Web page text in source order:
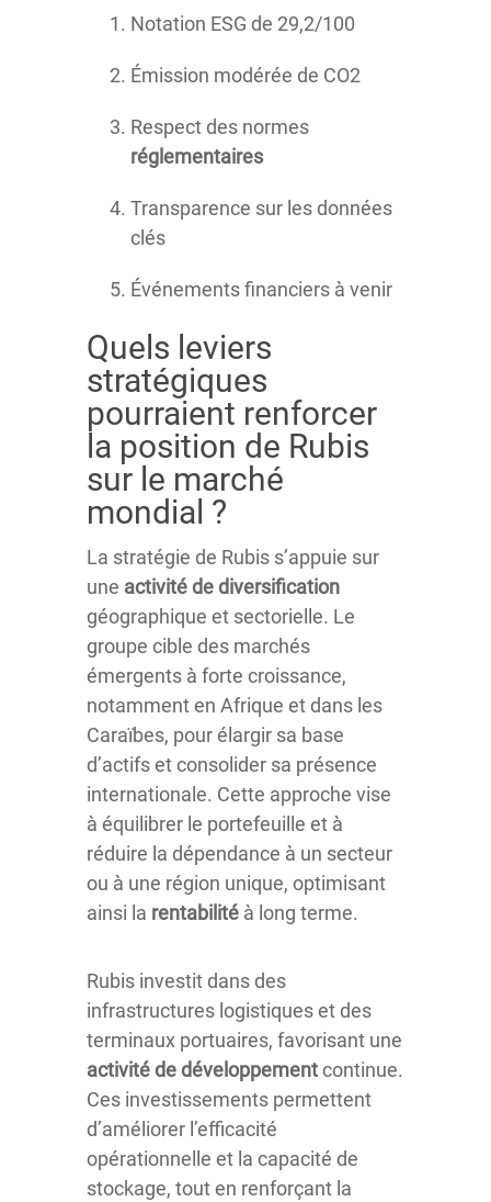
Notation ESG de 29,2/100
Émission modérée de CO2
Respect des normes
réglementaires
Transparence sur les données
clés
Événements financiers à venir
Quels leviers
stratégiques
pourraient renforcer
la position de Rubis
sur le marché
mondial ?
La stratégie de Rubis s’appuie sur
une activité de diversification
géographique et sectorielle. Le
groupe cible des marchés
émergents à forte croissance,
notamment en Afrique et dans les
Caraïbes, pour élargir sa base
d’actifs et consolider sa présence
internationale. Cette approche vise
à équilibrer le portefeuille et à
réduire la dépendance à un secteur
ou à une région unique, optimisant
ainsi la rentabilité à long terme.
Rubis investit dans des
infrastructures logistiques et des
terminaux portuaires, favorisant une
activité de développementcontinue.
Ces investissements permettent
d’améliorer l’efficacité
opérationnelle et la capacité de
stockage, tout en renforçant la